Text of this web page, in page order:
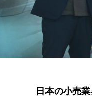
日本の小売